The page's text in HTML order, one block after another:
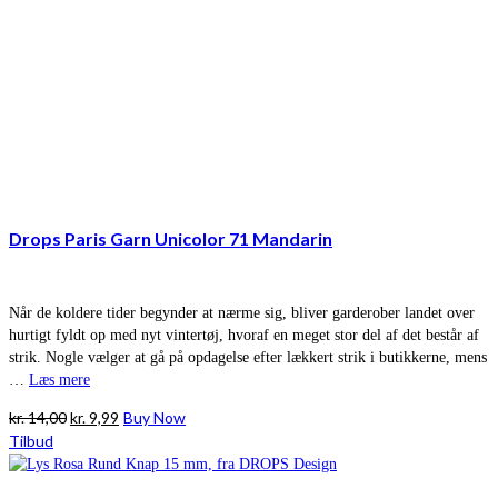
Drops Paris Garn Unicolor 71 Mandarin
Når de koldere tider begynder at nærme sig, bliver garderober landet over
hurtigt fyldt op med nyt vintertøj, hvoraf en meget stor del af det består af
strik. Nogle vælger at gå på opdagelse efter lækkert strik i butikkerne, mens
Læs mere
kr.14,00Den
pris
kr.9,99 Den
pris
Buy Now
Tilbud